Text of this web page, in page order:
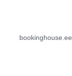
bookinghouse.ee